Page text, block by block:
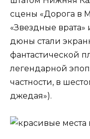
сцены «Дорога в
«Звездные врата»
дюны стали
фантастической
легендарной
частности, в
джедая»).